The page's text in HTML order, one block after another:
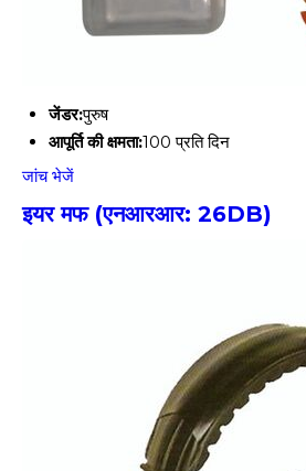
जेंडर:पुरुष
आपूर्ति की क्षमता:100 प्रति दिन
जांच भेजें
इयर मफ (एनआरआर: 26DB)